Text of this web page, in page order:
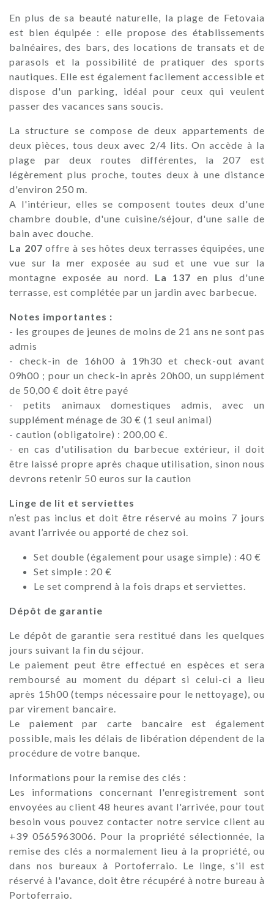
En plus de sa beauté naturelle, la plage de Fetovaia
est bien équipée : elle propose des établissements
balnéaires, des bars, des locations de transats et de
parasols et la possibilité de pratiquer des sports
nautiques. Elle est également facilement accessible et
dispose d'un parking, idéal pour ceux qui veulent
passer des vacances sans soucis.
La structure se compose de deux appartements de
deux pièces, tous deux avec 2/4 lits. On accède à la
plage par deux routes différentes, la 207 est
légèrement plus proche, toutes deux à une distance
d'environ 250 m.
A l'intérieur, elles se composent toutes deux d'une
chambre double, d'une cuisine/séjour, d'une salle de
bain avec douche.
La 207 offre à ses hôtes deux terrasses équipées, une
vue sur la mer exposée au sud et une vue sur la
montagne exposée au nord. La 137 en plus d'une
terrasse, est complétée par un jardin avec barbecue.
Notes importantes :
- les groupes de jeunes de moins de 21 ans ne sont pas
admis
- check-in de 16h00 à 19h30 et check-out avant
09h00 ; pour un check-in après 20h00, un supplément
de 50,00 € doit être payé
- petits animaux domestiques admis, avec un
supplément ménage de 30 € (1 seul animal)
- caution (obligatoire) : 200,00 €.
- en cas d'utilisation du barbecue extérieur, il doit
être laissé propre après chaque utilisation, sinon nous
devrons retenir 50 euros sur la caution
Linge de lit et serviettes
n’est pas inclus et doit être réservé au moins 7 jours
avant l’arrivée ou apporté de chez soi.
Set double (également pour usage simple) : 40 €
Set simple : 20 €
Le set comprend à la fois draps et serviettes.
Dépôt de garantie
Le dépôt de garantie sera restitué dans les quelques
jours suivant la fin du séjour.
Le paiement peut être effectué en espèces et sera
remboursé au moment du départ si celui-ci a lieu
après 15h00 (temps nécessaire pour le nettoyage), ou
par virement bancaire.
Le paiement par carte bancaire est également
possible, mais les délais de libération dépendent de la
procédure de votre banque.
Informations pour la remise des clés :
Les informations concernant l'enregistrement sont
envoyées au client 48 heures avant l'arrivée, pour tout
besoin vous pouvez contacter notre service client au
+39 0565963006. Pour la propriété sélectionnée, la
remise des clés a normalement lieu à la propriété, ou
dans nos bureaux à Portoferraio. Le linge, s'il est
réservé à l'avance, doit être récupéré à notre bureau à
Portoferraio.